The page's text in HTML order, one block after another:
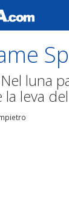
luna
leva